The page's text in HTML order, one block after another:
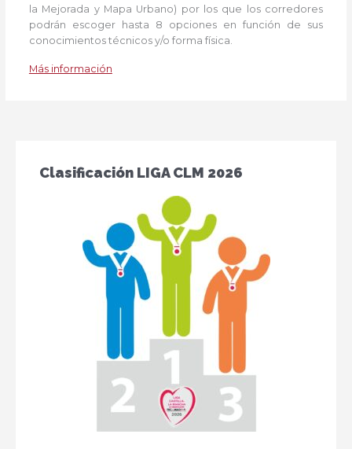
la Mejorada y Mapa Urbano) por los que los corredores
podrán escoger hasta 8 opciones en función de sus
conocimientos técnicos y/o forma física.
Más información
Clasificación LIGA CLM 2026